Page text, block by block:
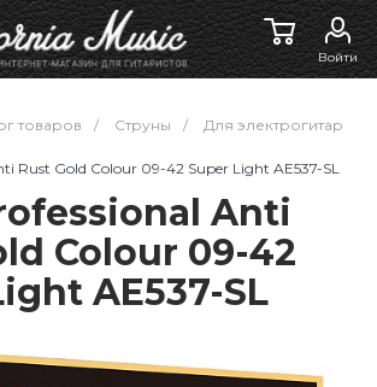
Войти
товаров / Струны /
Для электрогитар
Rust Gold Colour 09-42 Super Light AE537-SL
Anti
Colour 09-42
AE537-SL